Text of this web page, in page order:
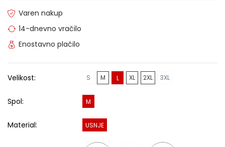
Varen nakup
14-dnevno vračilo
Enostavno plačilo
Velikost: S M L XL 2XL 3XL
Spol: M
Material: USNJE